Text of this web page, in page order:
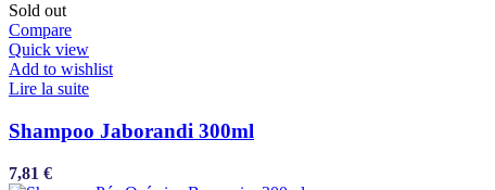
Sold out
Compare
Quick view
Add to wishlist
Lire la suite
Shampoo Jaborandi 300ml
7,81 €